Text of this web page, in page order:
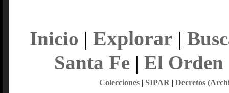
Inicio | Explorar |
Santa Fe| El Orden
Colecciones| SIPAR | Decretos